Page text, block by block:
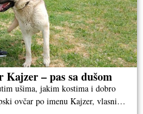
Kajzer – pas sa dušom
ušima, jakim kostima i dobro
ovčar po imenu Kajzer, vlasnika